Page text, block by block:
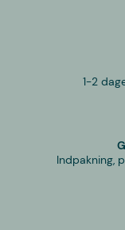
1-2
Indpakning,